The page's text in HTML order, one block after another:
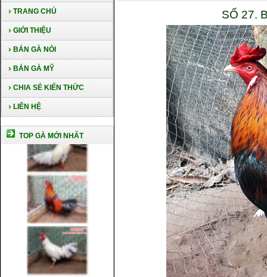
TRANG CHỦ
GIỚI THIỆU
BÁN GÀ NÒI
BÁN GÀ MỸ
CHIA SẺ KIẾN THỨC
LIÊN HỆ
TOP GÀ MỚI NHẤT
SỐ 27.